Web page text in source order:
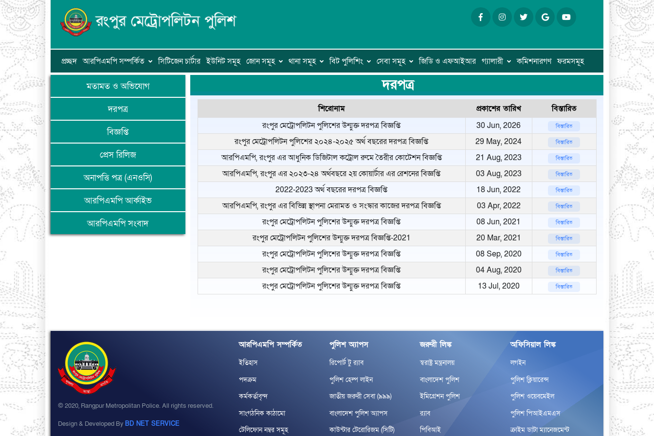
প্রচ্ছদ আরপিএমপি সম্পর্কিত সিটিজেন চার্টার ইউনিট সমূহ জোন সমূহ থানা সমূহ বিট পুলিশিং সেবা সমূহ জিডি ও এফআইআর গ্যালারী কমিশনারগণ ফরমসমূহ
মতামত ও অভিযোগ
দরপত্র
বিজ্ঞপ্তি
প্রেস রিলিজ
অনাপত্তি পত্র (এনওসি)
আরপিএমপি আর্কাইভ
আরপিএমপি সংবাদ
দরপত্র
শিরোনাম প্রকাশের তারিখ
বিস্তারিত
রংপুর মেট্রোপলিটন পুলিশের উন্মুক্ত দরপত্র বিজ্ঞপ্তি
30 Jun, 2026 বিস্তারিত
রংপুর মেট্রোপলিটন পুলিশের ২০২৪-২০২৫ অর্থ বছরের দরপত্র বিজ্ঞপ্তি 29 May, 2024 বিস্তারিত
আরপিএমপি, রংপুর এর আধুনিক ডিজিটাল কট্রোল রুমে তৈরীর কোটেশন বিজ্ঞপ্তি 21 Aug, 2023 বিস্তারিত
আরপিএমপি, রংপুর এর ২০২৩-২৪ অর্থবছরে ২য় কোয়ার্টার এর রেশনের বিজ্ঞপ্তি 03 Aug, 2023 বিস্তারিত
2022-2023 অর্থ বছরের দরপত্র বিজ্ঞপ্তি 18 Jun, 2022 বিস্তারিত
আরপিএমপি, রংপুর এর বিভিন্ন স্থাপনা মেরামত ও সংস্কার কাজের দরপত্র বিজ্ঞপ্তি 03 Apr, 2022 বিস্তারিত
রংপুর মেট্রোপলিটন পুলিশের উন্মুক্ত দরপত্র বিজ্ঞপ্তি 08 Jun, 2021 বিস্তারিত
রংপুর মেট্রোপলিটন পুলিশের উন্মুক্ত দরপত্র বিজ্ঞপ্তি-2021 20 Mar, 2021 বিস্তারিত
রংপুর মেট্রোপলিটন পুলিশের উন্মুক্ত দরপত্র বিজ্ঞপ্তি 08 Sep, 2020 বিস্তারিত
রংপুর মেট্রোপলিটন পুলিশের উন্মুক্ত দরপত্র বিজ্ঞপ্তি 04 Aug, 2020 বিস্তারিত
রংপুর মেট্রোপলিটন পুলিশের উন্মুক্ত দরপত্র বিজ্ঞপ্তি 13 Jul, 2020 বিস্তারিত
আরপিএমপি সম্পর্কিত
ইতিহাস
পদক্রম
কর্মকর্তাবৃন্দ
সাংগঠনিক কাঠামো
টেলিফোন নম্বর সমূহ
পুলিশ অ্যাপস
রিপোর্ট টু র‌্যাব
পুলিশ হেল্প লাইন
জাতীয় জরুরী সেবা (৯৯৯)
বাংলাদেশ পুলিশ অ্যাপস
কাউন্টার টেরোরিজম (সিটি)
জরুরী লিঙ্ক
স্বরাষ্ট্র মন্ত্রনালয়
বাংলাদেশ পুলিশ
ইমিগ্রেশন পুলিশ
র‌্যাব
পিবিআই
অফিসিয়াল লিঙ্ক
লগইন
পুলিশ ক্লিয়ারেন্স
পুলিশ ওয়েবমেইল
পুলিশ পিআইএমএস
ক্রাইম ডাটা ম্যানেজমেন্ট
© 2020, Rangpur Metropolitan Police. All rights reserved.
Design & Developed By BD NET SERVICE